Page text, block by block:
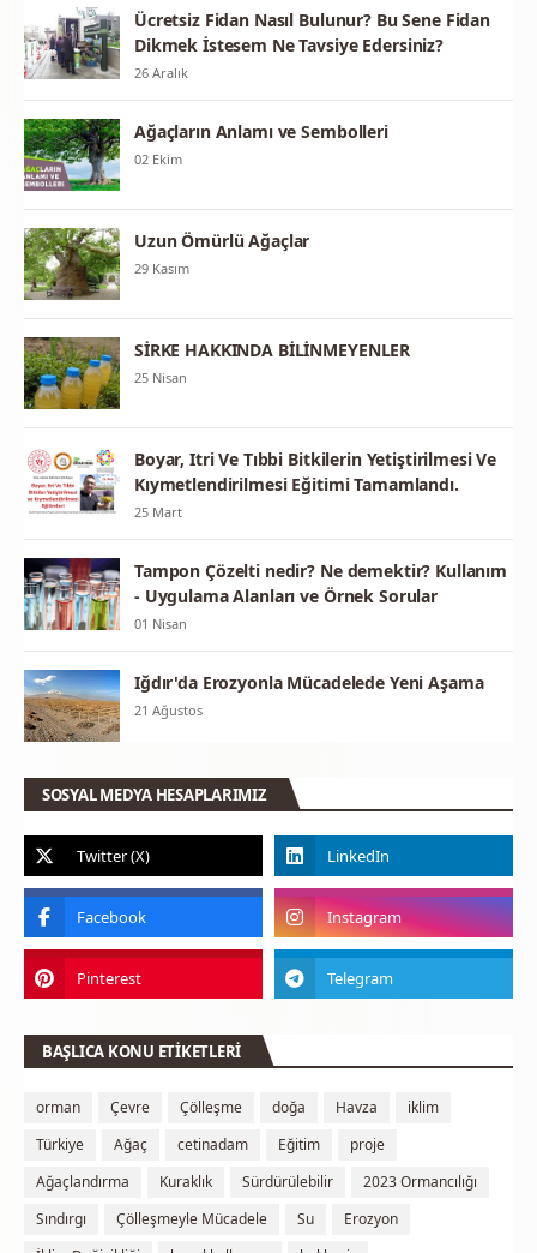
Ücretsiz Fidan Nasıl Bulunur? Bu Sene Fidan
Dikmek İstesem Ne Tavsiye Edersiniz?
26 Aralık
Ağaçların Anlamı ve Sembolleri
02 Ekim
Uzun Ömürlü Ağaçlar
29 Kasım
SİRKE HAKKINDA BİLİNMEYENLER
25 Nisan
Boyar, Itri Ve Tıbbi Bitkilerin Yetiştirilmesi Ve
Kıymetlendirilmesi Eğitimi Tamamlandı.
25 Mart
Tampon Çözelti nedir? Ne demektir? Kullanım
- Uygulama Alanları ve Örnek Sorular
01 Nisan
Iğdır'da Erozyonla Mücadelede Yeni Aşama
21 Ağustos
SOSYAL MEDYA HESAPLARIMIZ
BAŞLICA KONU ETİKETLERİ
orman Çevre Çölleşme doğa Havza
iklim
Türkiye
Ağaç cetinadam Eğitim
proje
Ağaçlandırma
Kuraklık Sürdürülebilir
2023 Ormancılığı
Sındırgı
Çölleşmeyle Mücadele Su
Erozyon